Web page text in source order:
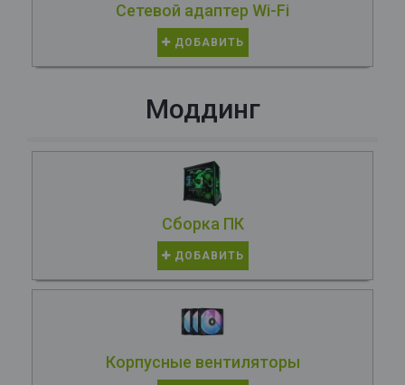
Сетевой адаптер Wi-Fi
ДОБАВИТЬ
Моддинг
Сборка ПК
ДОБАВИТЬ
Корпусные вентиляторы